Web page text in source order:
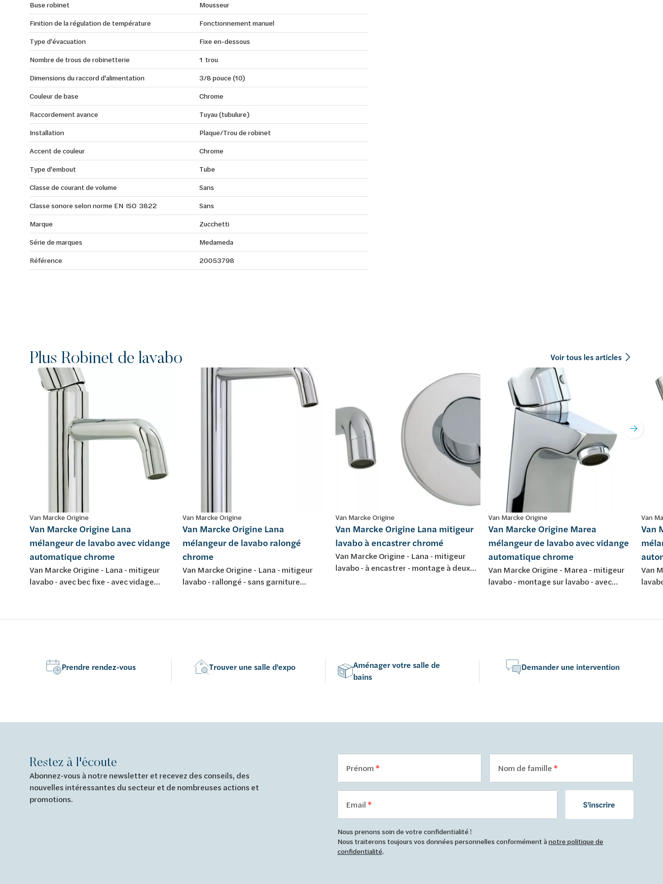
Buse robinet
Mousseur
Finition de la régulation de température
Fonctionnement manuel
Type d'évacuation
Fixe en-dessous
Nombre de trous de robinetterie
1 trou
Dimensions du raccord d'alimentation
3/8 pouce (10)
Couleur de base
Chrome
Raccordement avance
Tuyau (tubulure)
Installation
Plaque/Trou de robinet
Accent de couleur
Chrome
Type d'embout
Tube
Classe de courant de volume
Sans
Classe sonore selon norme EN ISO 3822
Sans
Marque
Zucchetti
Série de marques
Medameda
Référence
20053798
Plus Robinet de lavabo Voir tous les articles
Van Marcke Origine
Van Marcke Origine Lana
mélangeur de lavabo avec vidange
automatique chrome
Van Marcke Origine - Lana - mitigeur
lavabo - avec bec fixe - avec vidage
Van Marcke Origine
Van Marcke Origine Lana
mélangeur de lavabo ralongé
chrome
Van Marcke Origine - Lana - mitigeur
lavabo - rallongé - sans garniture
Van Marcke Origine
Van Marcke Origine Lana mitigeur
lavabo à encastrer chromé
Van Marcke Origine - Lana - mitigeur
lavabo - à encastrer - montage à deux
Van Marcke Origine
Van Marcke Origine Marea
mélangeur de lavabo avec vidange
automatique chrome
Van Marcke Origine - Marea - mitigeur
lavabo - montage sur lavabo - avec
Van
Van
Van
-
Prendre rendez-vous Trouver une salle d'expo
Aménager votre salle de
bains
Demander une intervention
Restez à l'écoute
Abonnez-vous à notre newsletter et recevez des conseils, des
nouvelles intéressantes du secteur et de nombreuses actions et
promotions.
Prénom Nom de famille
Email S'inscrire
Nous prenons soin de votre confidentialité !
Nous traiterons toujours vos données personnelles conformément ànotre politique de
confidentialité.